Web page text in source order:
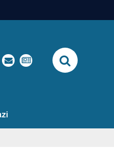
richiestenewsletter SEARCH